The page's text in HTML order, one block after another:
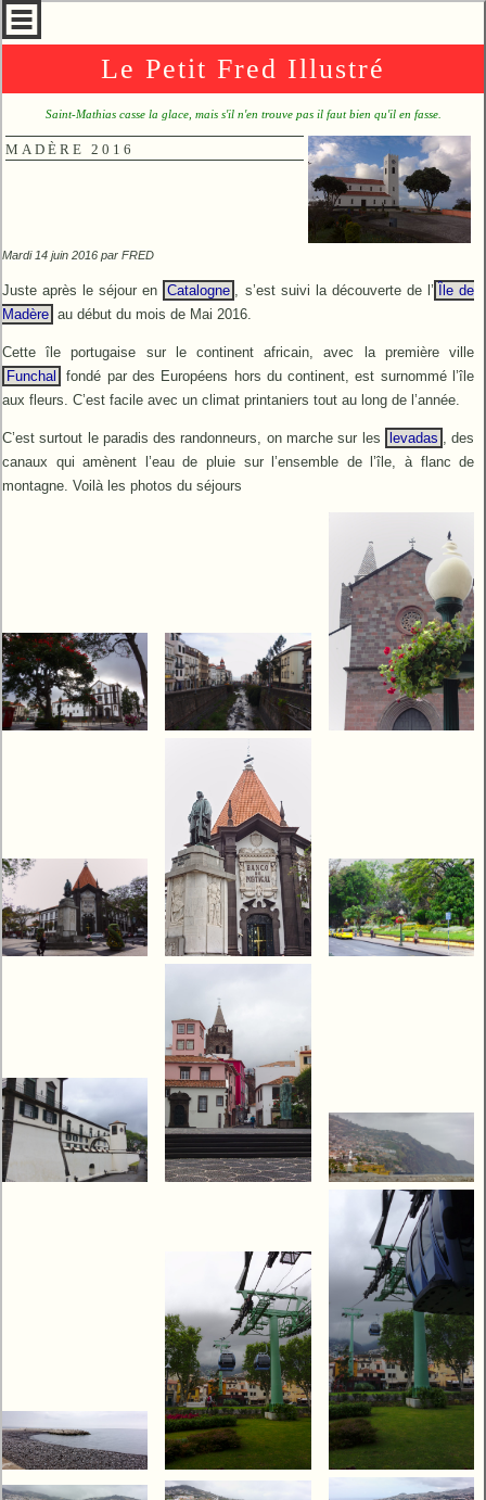
Le Petit Fred Illustré
Saint-Mathias casse la glace, mais s'il n'en trouve pas il faut bien qu'il en fasse.
MADÈRE 2016
Mardi 14 juin 2016 par FRED
Juste après le séjour en Catalogne , s’est suivi la découverte de l’
Île de
Madère au début du mois de Mai 2016.
Cette île portugaise sur le continent africain, avec la première ville
Funchal
fondé par des Européens hors du continent, est surnommé l’île
aux fleurs. C’est facile avec un climat printaniers tout au long de l’année.
C’est surtout le paradis des randonneurs, on marche sur les levadas , des
canaux qui amènent l’eau de pluie sur l’ensemble de l’île, à flanc de
montagne. Voilà les photos du séjours